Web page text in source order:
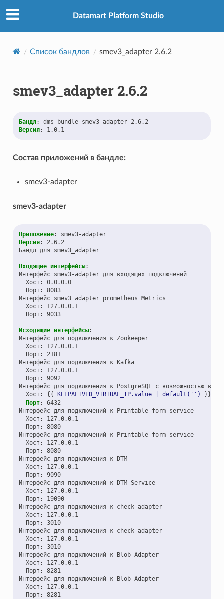
Datamart Platform Studio
Список бандлов smev3_adapter 2.6.2
smev3_adapter 2.6.2
Бандл:
dms-bundle-smev3_adapter-2.6.2
Версия: 1.0.1
Состав приложений в бандле:
smev3-adapter
smev3-adapter
Приложение:
smev3-adapter
Версия:
2.6.2
Бандл для smev3_adapter
Входящие интерфейсы:
Интерфейс smev3-adapter для входящих подключений
Хост :
0.0.0.0
Порт :
8083
Интерфейс smev3 adapter prometheus Metrics
Хост :
127.0.0.1
Порт : 9033
Исходящие интерфейсы:
Интерфейс для подключения к Zookeeper
Хост :
127.0.0.1
Порт :
2181
Интерфейс для подключения к Kafka
Хост :
127.0.0.1
Порт :
9092
Интерфейс для подключения к PostgreSQL с возможностью
Хост : {{ KEEPALIVED_VIRTUAL_IP.value | default('')
}}
Порт:
6432
Интерфейс для подключений к Printable form service
Хост :
127.0.0.1
Порт :
8080
Интерфейс для подключений к Printable form service
Хост :
127.0.0.1
Порт :
8080
Интерфейс для подключения к DTM
Хост :
127.0.0.1
Порт :
9090
Интерфейс для подключений к DTM Service
Хост :
127.0.0.1
Порт :
19090
Интерфейс для подключения к check-adapter
Хост :
127.0.0.1
Порт :
3010
Интерфейс для подключения к check-adapter
Хост :
127.0.0.1
Порт :
3010
Интерфейс для подключений к Blob Adapter
Хост :
127.0.0.1
Порт :
8281
Интерфейс для подключений к Blob Adapter
Хост :
127.0.0.1
Порт : 8281